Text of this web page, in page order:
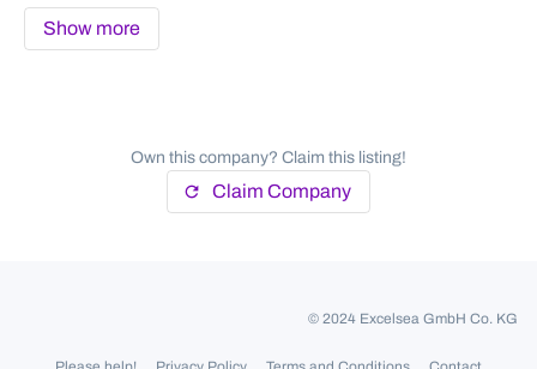
Show more
Own this company? Claim this listing!
refresh Claim Company
© 2024 Excelsea GmbH Co. KG